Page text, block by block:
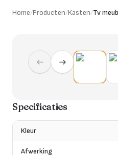
Home/Producten/Kasten/Tv
Specificaties
Kleur
Afwerking